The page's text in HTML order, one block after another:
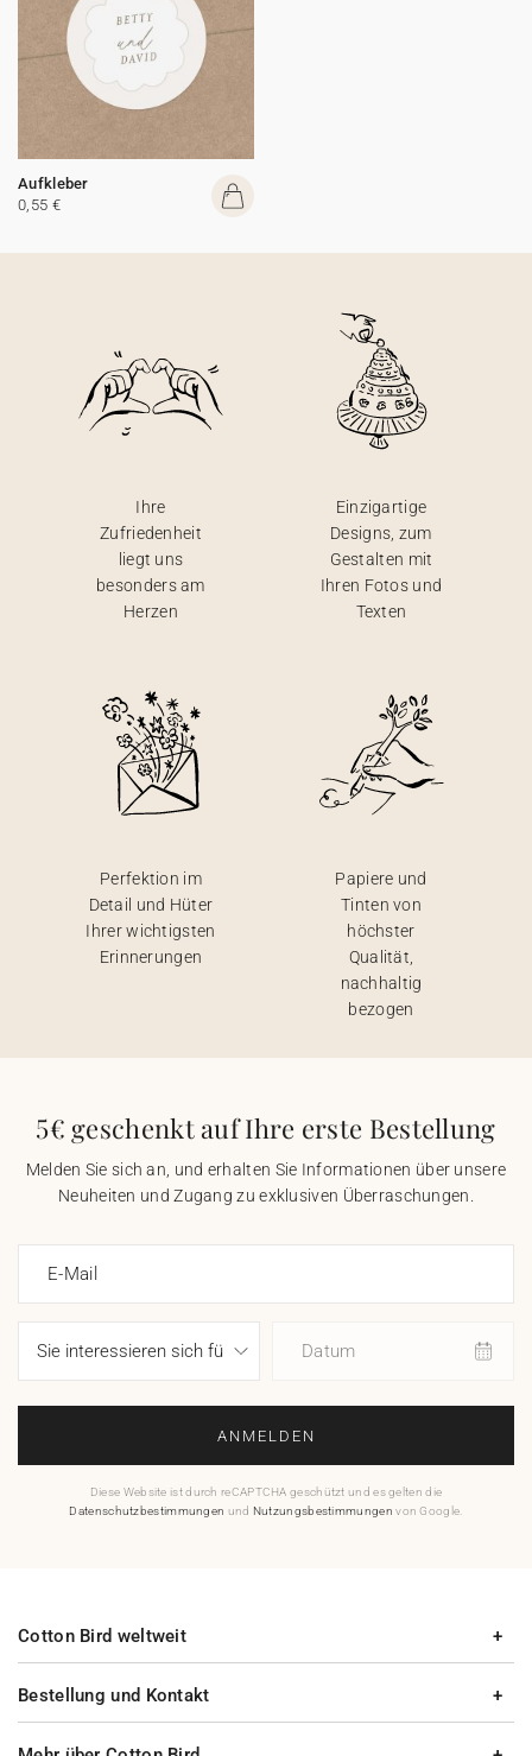
Aufkleber
0,55 €
Ihre
Zufriedenheit
liegt uns
besonders am
Herzen
Einzigartige
Designs, zum
Gestalten mit
Ihren Fotos und
Texten
Perfektion im
Detail und Hüter
Ihrer wichtigsten
Erinnerungen
Papiere und
Tinten von
höchster
Qualität,
nachhaltig
bezogen
5€ geschenkt auf Ihre erste Bestellung
Melden Sie sich an, und erhalten Sie Informationen über unsere
Neuheiten und Zugang zu exklusiven Überraschungen.
E-Mail
Datum
ANMELDEN
Diese Website ist durch reCAPTCHA geschützt und es gelten die
Datenschutzbestimmungen und Nutzungsbestimmungen von Google.
Bestellung und Kontakt
Cotton Bird weltweit